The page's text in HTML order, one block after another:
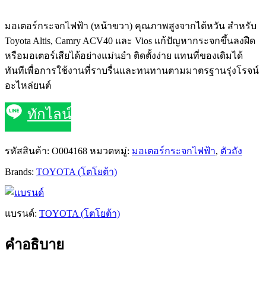
มอเตอร์กระจกไฟฟ้า (หน้าขวา) คุณภาพสูงจากไต้หวัน สำหรับ
Toyota Altis, Camry ACV40 และ Vios แก้ปัญหากระจกขึ้นลงฝืด
หรือมอเตอร์เสียได้อย่างแม่นยำ ติดตั้งง่าย แทนที่ของเดิมได้
ทันทีเพื่อการใช้งานที่ราบรื่นและทนทานตามมาตรฐานรุ่งโรจน์
อะไหล่ยนต์
ทักไลน์
รหัสสินค้า: O004168 หมวดหมู่: มอเตอร์กระจกไฟฟ้า, ตัวถัง
Brands: TOYOTA (โตโยต้า)
แบรนด์: TOYOTA (โตโยต้า)
คำอธิบาย